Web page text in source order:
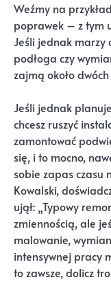
Weźmy na
poprawek – z tym
Jeśli jednak marzy
podłoga czy
zajmą około
Jeśli jednak
chcesz ruszyć
zamontować
się, i to mocno,
sobie zapas czasu
Kowalski,
ujął: „Typowy
zmiennością, ale
malowanie,
intensywnej pracy
to zawsze, dolicz